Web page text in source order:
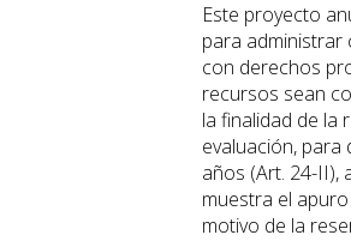
Este proyecto
para administrar
con derechos
recursos sean
la finalidad de la
evaluación,
años (Art. 24-II),
muestra el
motivo de la